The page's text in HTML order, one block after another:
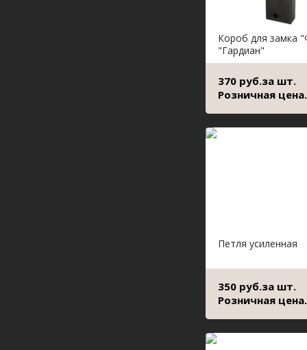
Короб для замка
"Гардиан"
370 руб.за шт.
Розничная цена.
Петля усиленная
350 руб.за шт.
Розничная цена.